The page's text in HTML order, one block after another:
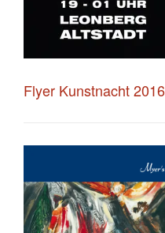
Flyer Kunstnacht